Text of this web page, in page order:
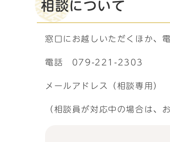
相談について
窓口にお越しいただくほか、
電話 079-221-2303
メールアドレス（相談専用）
（相談員が対応中の場合は、